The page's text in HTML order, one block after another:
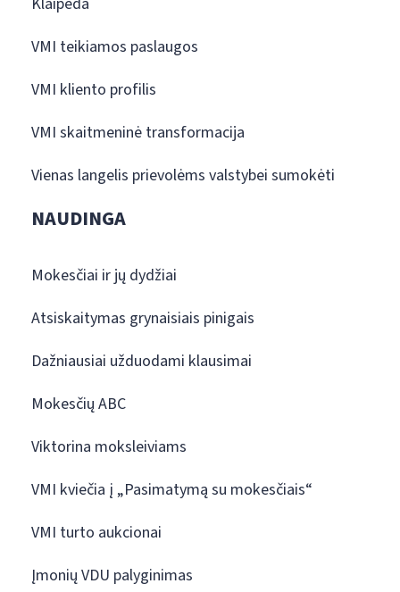
VMI teikiamos paslaugos
VMI kliento profilis
VMI skaitmeninė transformacija
Vienas langelis prievolėms valstybei sumokėti
NAUDINGA
Mokesčiai ir jų dydžiai
Atsiskaitymas grynaisiais pinigais
Dažniausiai užduodami klausimai
Mokesčių ABC
Viktorina moksleiviams
VMI kviečia į „Pasimatymą su mokesčiais“
VMI turto aukcionai
Įmonių VDU palyginimas